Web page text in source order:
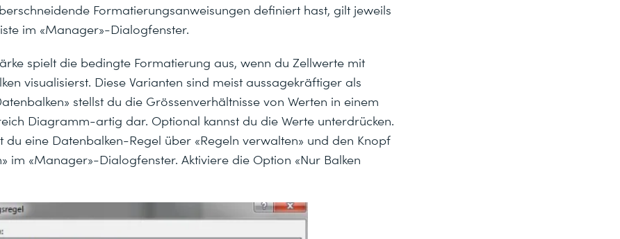
Formatierungsanweisungen definiert hast, gilt jeweils
im «Manager»-Dialogfenster.
spielt die bedingte Formatierung aus, wenn du Zellwerte mit
visualisierst. Diese Varianten sind meist aussagekräftiger als
stellst du die Grössenverhältnisse von Werten in einem
Diagramm-artig dar. Optional kannst du die Werte unterdrücken.
du eine Datenbalken-Regel über «Regeln verwalten» und den Knopf
im «Manager»-Dialogfenster. Aktiviere die Option «Nur Balken